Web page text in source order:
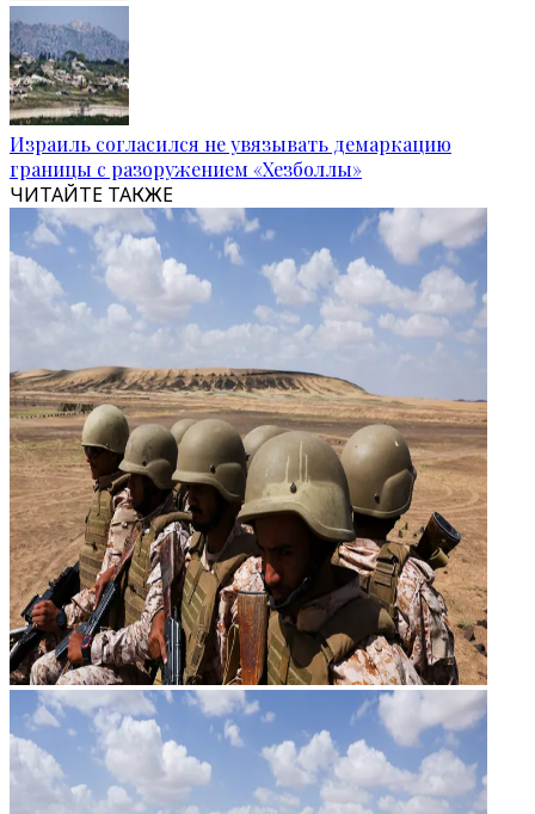
Израиль согласился не увязывать демаркацию
границы с разоружением «Хезболлы»
ЧИТАЙТЕ ТАКЖЕ